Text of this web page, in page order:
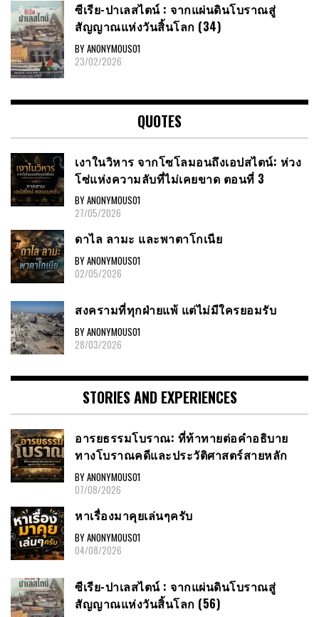
ซีเรีย​-ปาเลสไตน์​ : จากแผ่นดินโบราณสู่
สัญญาณ​แห่งวันสิ้นโลก​ (34)
BY ANONYMOUS01
23/02/2026
QUOTES
เงาในวิหาร จากโซโลมอนถึงเอปสไตน์: ห่วง
โซ่แห่งความลับที่ไม่เคยขาด ตอนที่ 3
BY ANONYMOUS01
27/05/2026
ดาไล ลามะ และพาตาโกเนีย
BY ANONYMOUS01
02/05/2026
สงครามที่ทุกฝ่ายแพ้ แต่ไม่มีใครยอมรับ
BY ANONYMOUS01
28/03/2026
STORIES AND EXPERIENCES
อารยธรรมโบราณ: ที่ท้าทายต่อคำอธิบาย
ทางโบราณคดีและประวัติศาสตร์สายหลัก
BY ANONYMOUS01
07/08/2026
หาเรื่องมาคุยเล่นๆครับ
BY ANONYMOUS01
04/08/2026
ซีเรีย-ปาเลสไตน์ : จากแผ่นดินโบราณสู่
สัญญาณแห่งวันสิ้นโลก (56)